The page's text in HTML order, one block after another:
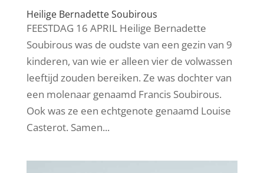
Heilige Bernadette Soubirous
FEESTDAG 16 APRIL Heilige Bernadette
Soubirous was de oudste van een gezin van 9
kinderen, van wie er alleen vier de volwassen
leeftijd zouden bereiken. Ze was dochter van
een molenaar genaamd Francis Soubirous.
Ook was ze een echtgenote genaamd Louise
Casterot. Samen...